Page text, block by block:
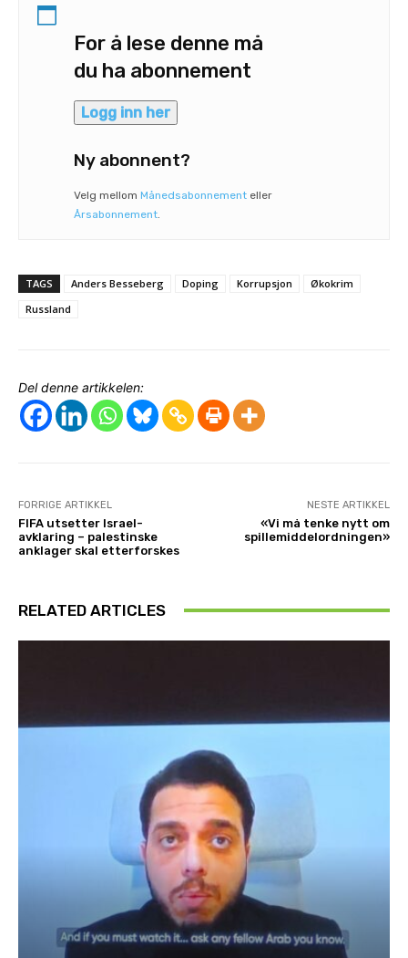
For å lese denne må
du ha abonnement
Logg inn her
Ny abonnent?
Velg mellom Månedsabonnement eller
Årsabonnement
TAGS Anders Besseberg Doping Korrupsjon
Økokrim
Russland
Del denne artikkelen:
FORRIGE ARTIKKEL
FIFA utsetter Israel-
avklaring – palestinske
anklager skal etterforskes
NESTE ARTIKKEL
«Vi må tenke nytt om
spillemiddelordningen»
RELATED ARTICLES